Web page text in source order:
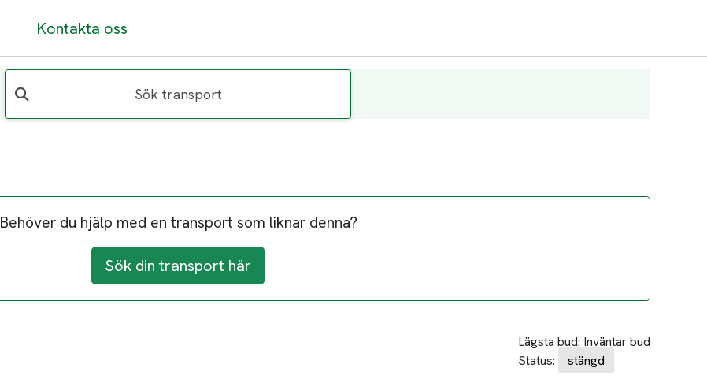
Kontakta oss
Sök transport
Behöver du hjälp med en transport som liknar denna?
Sök din transport här
Lägsta bud: Inväntar bud
Status:
stängd